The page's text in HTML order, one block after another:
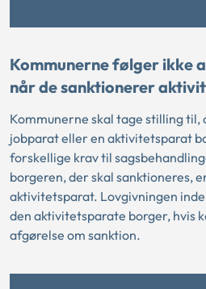
Kommunerne følger ikke
når de sanktionerer
Kommunerne skal tage stilling til,
jobparat eller en aktivitetsparat
forskellige krav til
borgeren, der skal sanktioneres,
aktivitetsparat. Lovgivningen
den aktivitetsparate borger, hvis
afgørelse om sanktion.